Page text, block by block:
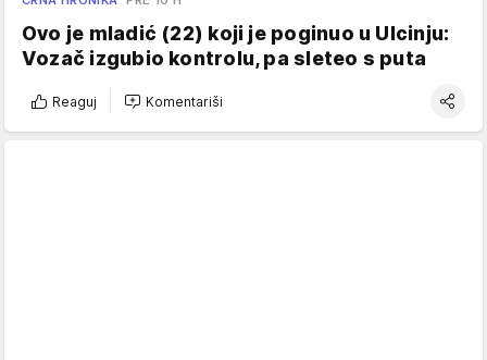
Ovo je mladić (22) koji je poginuo u Ulcinju:
Vozač izgubio kontrolu, pa sleteo s puta
Reaguj Komentariši